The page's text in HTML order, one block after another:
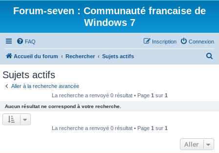
Forum-seven : Communauté francaise de
Windows 7
FAQ Connexion
Inscription
Accueil du forum Rechercher Sujets actifs
e
Sujets actifs
Aller à la recherche avancée
La recherche a renvoyé 0 résultat • Page 1 sur 1
Aucun résultat ne correspond à votre recherche.
La recherche a renvoyé 0 résultat • Page 1 sur 1
Aller